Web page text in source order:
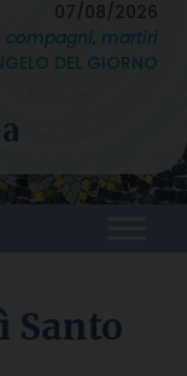
07/08/2026
compagni, martiri
DEL GIORNO
Santo